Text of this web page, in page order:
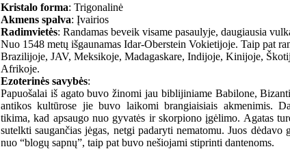
Kristalo forma: Trigonalinė
Akmens spalva: Įvairios
Radimvietės: Randamas beveik visame pasaulyje, daugiausia
Nuo 1548 metų išgaunamas Idar-Oberstein Vokietijoje. Taip pat
Brazilijoje, JAV, Meksikoje, Madagaskare, Indijoje, Kinijoje,
Afrikoje.
Ezoterinės savybės:
Papuošalai iš agato buvo žinomi jau biblijiniame Babilone,
antikos kultūrose jie buvo laikomi brangiaisiais akmenimis.
tikima, kad apsaugo nuo gyvatės ir skorpiono įgėlimo. Agatas
sutelkti saugančias jėgas, netgi padaryti nematomu. Juos dėdavo
nuo “blogų sapnų”, taip pat buvo nešiojami stiprinti dantenoms.